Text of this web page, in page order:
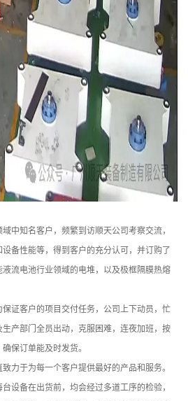
中知名客户，频繁到访顺天公司考察交流，
备性能等，得到客户的充分认可，并订购了
流电池行业领域的电堆，以及极框隔膜热熔
证客户的项目交付任务，公司上下动员，忙
产部门全员出动，克服困难，连夜加班，按
保订单能及时发货。
力于为每一个客户提供最好的产品和服务。
设备在出货前，均会经过多道工序的检验，